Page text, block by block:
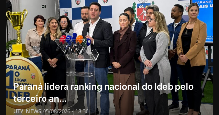
Paraná lidera ranking nacional do Ideb pelo
terceiro an...
UTV_NEWS 05/08/2026 - 18:30